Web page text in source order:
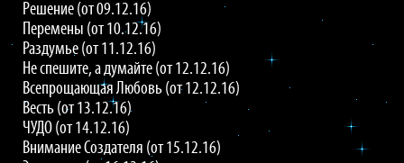
Решение (от 09.12.16)
Перемены (от 10.12.16)
Раздумье (от 11.12.16)
Не спешите, а думайте (от 12.12.16)
Всепрощающая Любовь (от 12.12.16)
Весть (от 13.12.16)
ЧУДО (от 14.12.16)
Внимание Создателя (от 15.12.16)